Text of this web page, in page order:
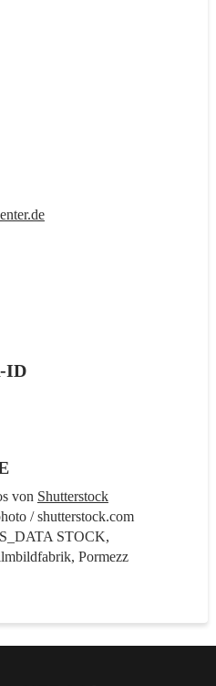
ID
von Shutterstock
/ shutterstock.com
STOCK,
Pormezz